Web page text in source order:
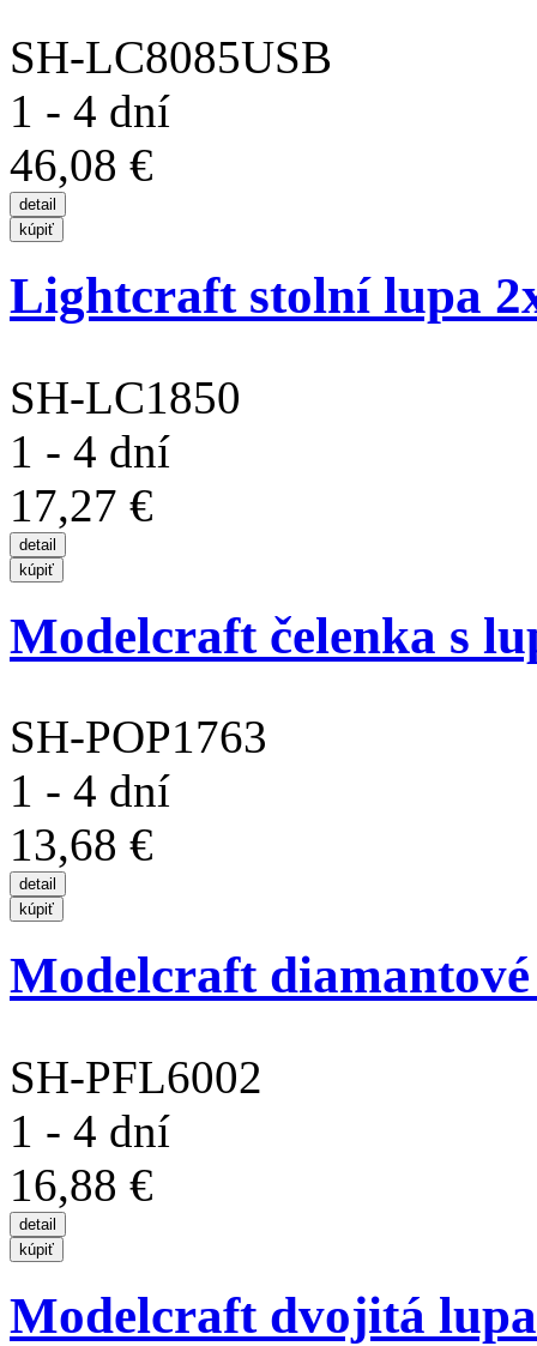
SH-LC8085USB
1 - 4 dní
46,08 €
Lightcraft stolní lupa
SH-LC1850
1 - 4 dní
17,27 €
Modelcraft čelenka s
SH-POP1763
1 - 4 dní
13,68 €
Modelcraft
SH-PFL6002
1 - 4 dní
16,88 €
Modelcraft dvojitá